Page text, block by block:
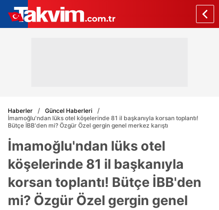
Haberler
Güncel Haberleri
İmamoğlu'ndan lüks otel köşelerinde 81 il başkanıyla korsan toplantı!
Bütçe İBB'den mi? Özgür Özel gergin genel merkez karıştı
İmamoğlu'ndan lüks otel
köşelerinde 81 il başkanıyla
korsan toplantı! Bütçe İBB'den
mi? Özgür Özel gergin genel